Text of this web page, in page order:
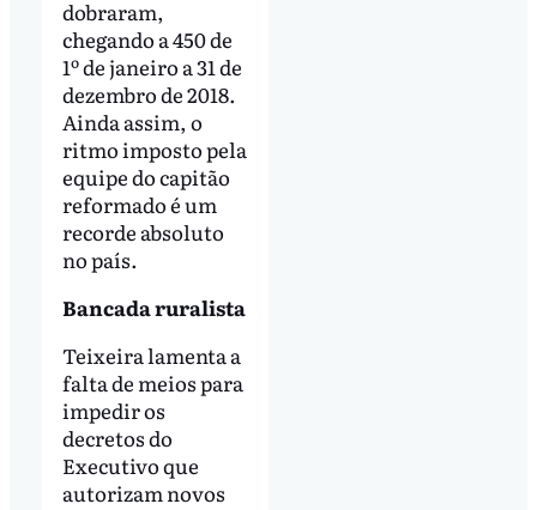
dobraram,
chegando a 450 de
1º de janeiro a 31 de
dezembro de 2018.
Ainda assim, o
ritmo imposto pela
equipe do capitão
reformado é um
recorde absoluto
no país.
Bancada ruralista
Teixeira lamenta a
falta de meios para
impedir os
decretos do
Executivo que
autorizam novos